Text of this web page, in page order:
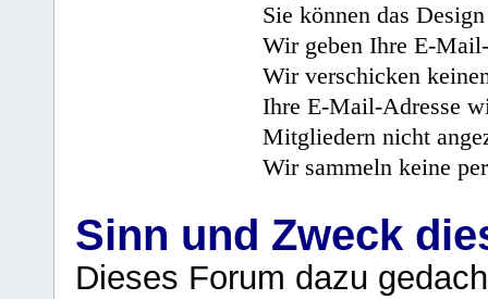
Sie können das
Wir geben Ihre E-
Wir verschicken
Ihre E-Mail-Adresse
Mitgliedern nicht
Wir sammeln keine
Sinn und Zweck
Dieses Forum dazu